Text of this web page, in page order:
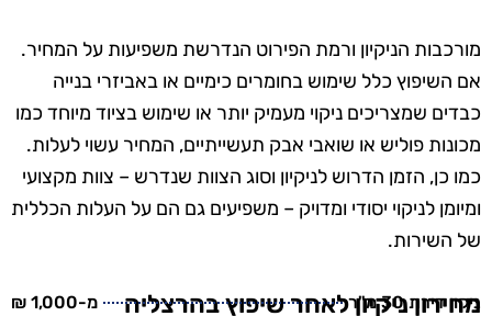
מורכבות הניקיון ורמת הפירוט הנדרשת משפיעות על המחיר.
אם השיפוץ כלל שימוש בחומרים כימיים או באביזרי בנייה
כבדים שמצריכים ניקוי מעמיק יותר או שימוש בציוד מיוחד כמו
מכונות פוליש או שואבי אבק תעשייתיים, המחיר עשוי לעלות.
כמו כן, הזמן הדרוש לניקיון וסוג הצוות שנדרש – צוות מקצועי
ומיומן לניקוי יסודי ומדויק – משפיעים גם הם על העלות הכללית
של השירות.
מחירון ניקיון לאחר שיפוץ בהרצליה
ניקוי דירת 30 מ"ר מ-1,000 ₪